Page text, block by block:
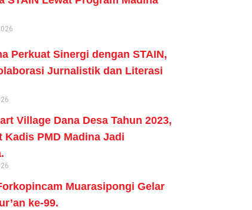
Perkuat Sinergi dengan STAIN,
Jurnalistik dan Literasi
Village Dana Desa Tahun 2023,
Kadis PMD Madina Jadi
Muarasipongi Gelar
ke-99.